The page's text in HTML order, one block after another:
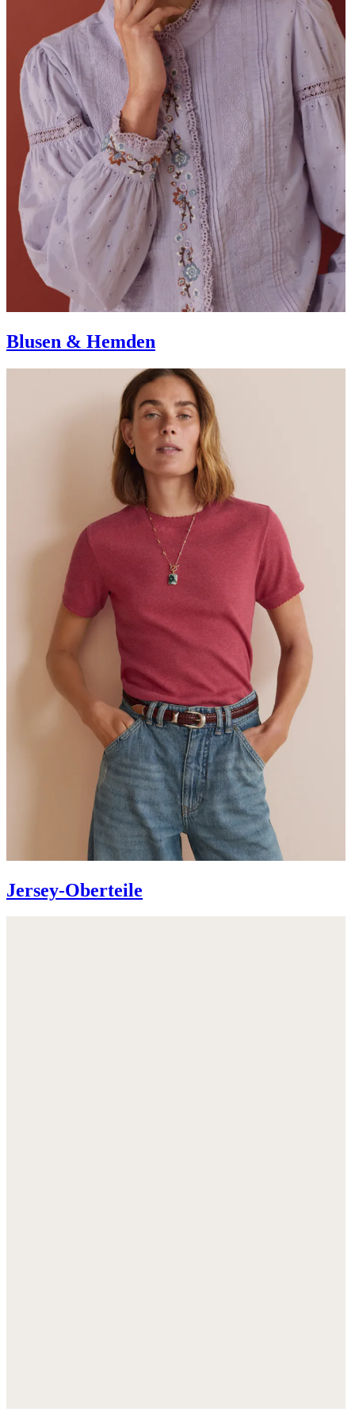
Blusen & Hemden
Jersey-Oberteile